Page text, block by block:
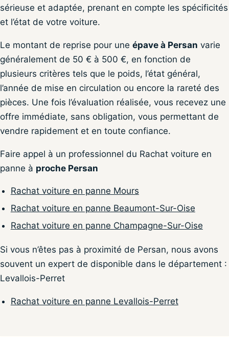
sérieuse et adaptée, prenant en compte les spécificités
et l’état de votre voiture.
Le montant de reprise pour une épave à Persan varie
généralement de 50 € à 500 €, en fonction de
plusieurs critères tels que le poids, l’état général,
l’année de mise en circulation ou encore la rareté des
pièces. Une fois l’évaluation réalisée, vous recevez une
offre immédiate, sans obligation, vous permettant de
vendre rapidement et en toute confiance.
Faire appel à un professionnel du Rachat voiture en
panne à proche Persan
Rachat voiture en panne Mours
Rachat voiture en panne Beaumont-Sur-Oise
Rachat voiture en panne Champagne-Sur-Oise
Si vous n’êtes pas à proximité de Persan, nous avons
souvent un expert de disponible dans le département :
Levallois-Perret
Rachat voiture en panne Levallois-Perret